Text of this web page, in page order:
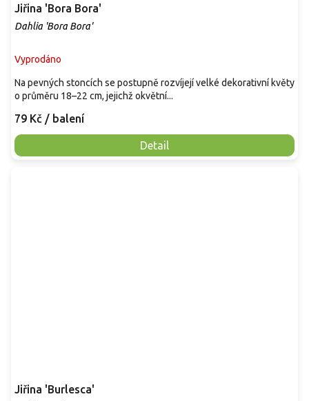
Jiřina 'Bora Bora'
Dahlia 'Bora Bora'
Vyprodáno
79 Kč / balení
Detail
Na pevných stoncích se postupně rozvíjejí velké dekorativní květy
o průměru 18–22 cm, jejichž okvětní...
Jiřina 'Burlesca'